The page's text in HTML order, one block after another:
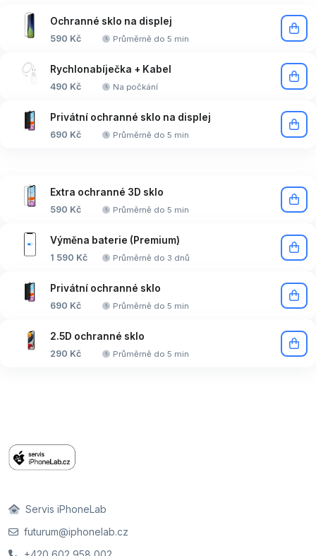
Ochranné sklo na displej
590 Kč Průměrně do 5 min
Rychlonabíječka + Kabel
490 Kč Na počkání
Privátní ochranné sklo na displej
690 Kč Průměrně do 5 min
Extra ochranné 3D sklo
590 Kč Průměrně do 5 min
Výměna baterie (Premium)
1 590 Kč Průměrně do 3 dnů
Privátní ochranné sklo
690 Kč Průměrně do 5 min
2.5D ochranné sklo
290 Kč Průměrně do 5 min
Servis iPhoneLab
futurum@iphonelab.cz